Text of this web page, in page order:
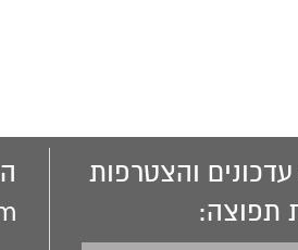
והצטרפות
תפוצה: